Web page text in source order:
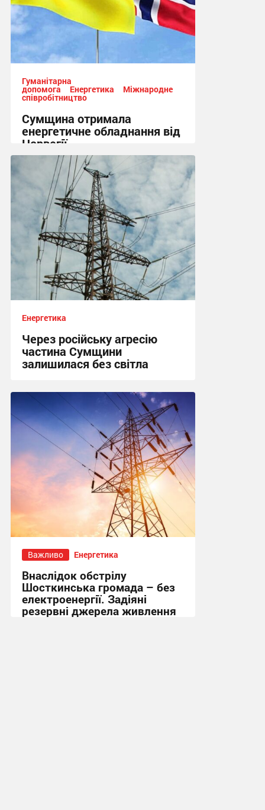
Гуманітарна
допомога Енергетика Міжнародне
співробітництво
Сумщина отримала
енергетичне обладнання від
Норвегії
13:50 сьогодні
Енергетика
Через російську агресію
частина Сумщини
залишилася без світла
10:15, 4.08.2026
Важливо Енергетика
Внаслідок обстрілу
Шосткинська громада – без
електроенергії. Задіяні
резервні джерела живлення